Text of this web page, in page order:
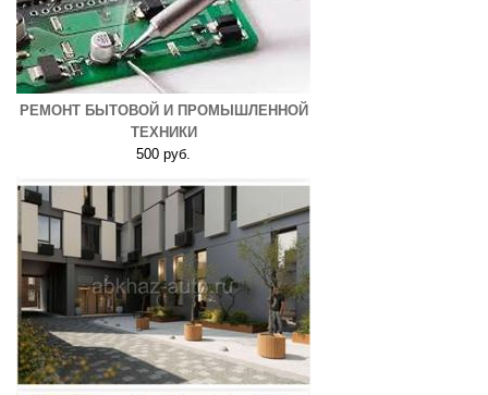
РЕМОНТ БЫТОВОЙ И ПРОМЫШЛЕННОЙ
ТЕХНИКИ
500 руб.